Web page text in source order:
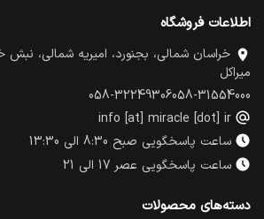
اطلاعات فروشگاه
خراسان شمالی، بجنورد، امیریه شمالی، نبش
میراکل
058-31554000
058-32249306
info [at] miracle [dot] ir
ساعت پاسخگویی صبح 8:30 الی 13:30
ساعت پاسخگویی عصر 17 الی 21
دسته‌های محصولات